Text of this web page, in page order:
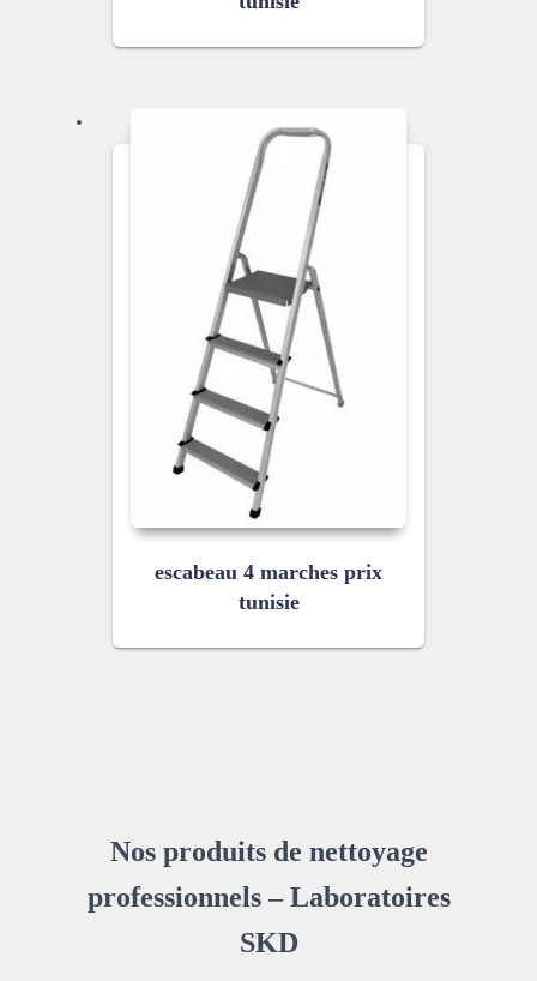
escabeau 4 marches prix
tunisie
Nos produits de nettoyage
professionnels – Laboratoires
SKD